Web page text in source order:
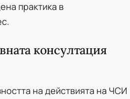
практика в
консултация
на действията на ЧСИ